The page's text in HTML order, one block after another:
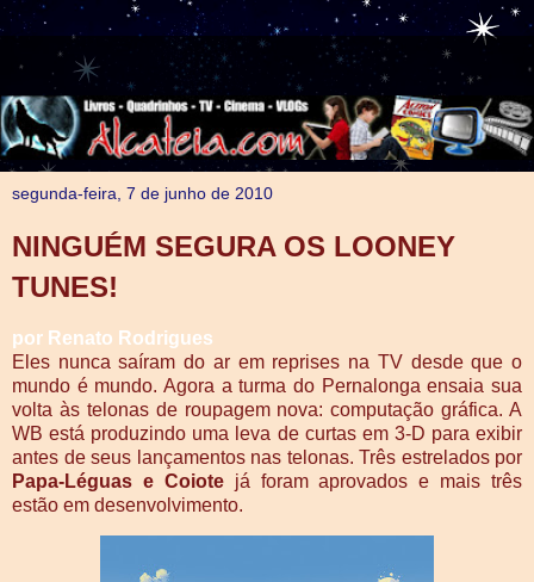
segunda-feira, 7 de junho de 2010
NINGUÉM SEGURA OS LOONEY
TUNES!
por Renato Rodrigues
Eles nunca saíram do ar em reprises na TV desde que o
mundo é mundo. Agora a turma do Pernalonga ensaia sua
volta às telonas de roupagem nova: computação gráfica. A
WB está produzindo uma leva de curtas em 3-D para exibir
antes de seus lançamentos nas telonas. Três estrelados por
Papa-Léguas e Coiotejá foram aprovados e mais três
estão em desenvolvimento.